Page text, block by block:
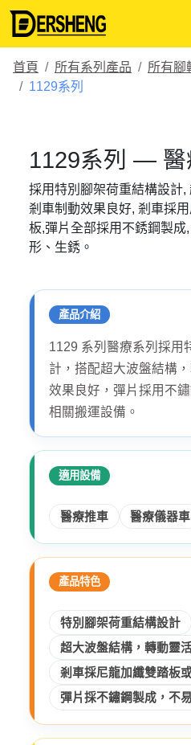
首頁 所有系列產品 所有腳
1129系列
1129系列 — 醫
採用特別腳架荷重結構設計,
剎車制動效果良好, 剎車採
板,彈片全部採用不銹鋼製成
形、生銹。
產品介紹
1129 系列醫療系列採用
計，搭配超大波盤結構
效果良好，彈片採用不
相關搬運設備。
適用設備
醫療推車 醫療儀器車
產品特色
特別腳架荷重結構設計
超大波盤結構，轉動靈
剎車採尼龍加纖雙踏板
彈片採不鏽鋼製成，不